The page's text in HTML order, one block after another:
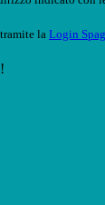
la Login